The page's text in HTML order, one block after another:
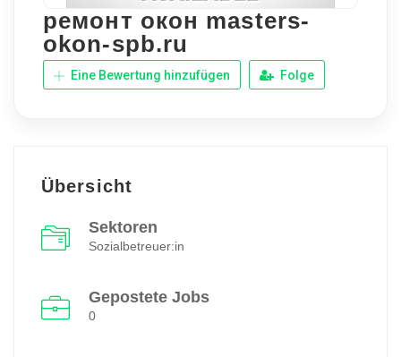
ремонт окон masters-
okon-spb.ru
Eine Bewertung hinzufügen Folge
Übersicht
Sektoren
Sozialbetreuer:in
Gepostete Jobs
0